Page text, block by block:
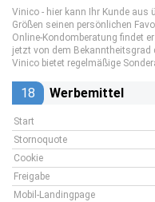
Vinico - hier kann Ihr Kunde aus
Größen seinen persönlichen
Online-Kondomberatung findet
jetzt von dem Bekanntheitsgrad
Vinico bietet regelmäßige
18 Werbemittel
Start
Stornoquote
Cookie
Freigabe
Mobil-Landingpage